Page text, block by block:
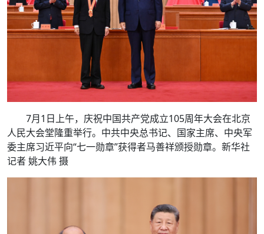
7月1日上午，庆祝中国共产党成立105周年大会在北京
人民大会堂隆重举行。中共中央总书记、国家主席、中央军
委主席习近平向“七一勋章”获得者马善祥颁授勋章。新华社
记者 姚大伟 摄